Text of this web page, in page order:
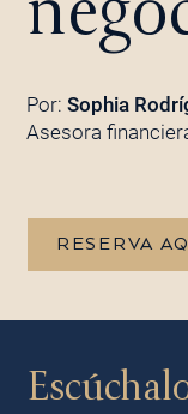
Por: Sophia
Asesora
RESERVA